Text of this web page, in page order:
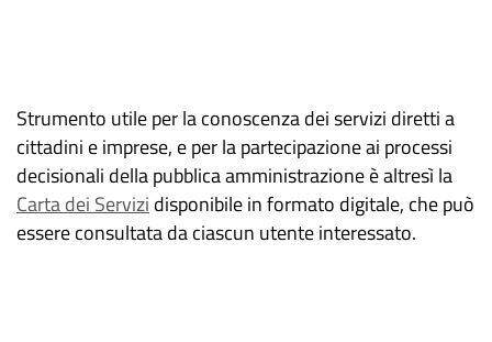
Strumento utile per la conoscenza dei servizi diretti a
cittadini e imprese, e per la partecipazione ai processi
decisionali della pubblica amministrazione è altresì la
Carta dei Servizi disponibile in formato digitale, che può
essere consultata da ciascun utente interessato.